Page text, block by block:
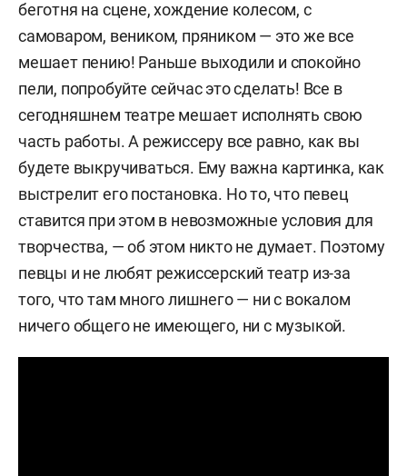
беготня на сцене, хождение колесом, с
самоваром, веником, пряником — это же все
мешает пению! Раньше выходили и спокойно
пели, попробуйте сейчас это сделать! Все в
сегодняшнем театре мешает исполнять свою
часть работы. А режиссеру все равно, как вы
будете выкручиваться. Ему важна картинка, как
выстрелит его постановка. Но то, что певец
ставится при этом в невозможные условия для
творчества, — об этом никто не думает. Поэтому
певцы и не любят режиссерский театр из-за
того, что там много лишнего — ни с вокалом
ничего общего не имеющего, ни с музыкой.